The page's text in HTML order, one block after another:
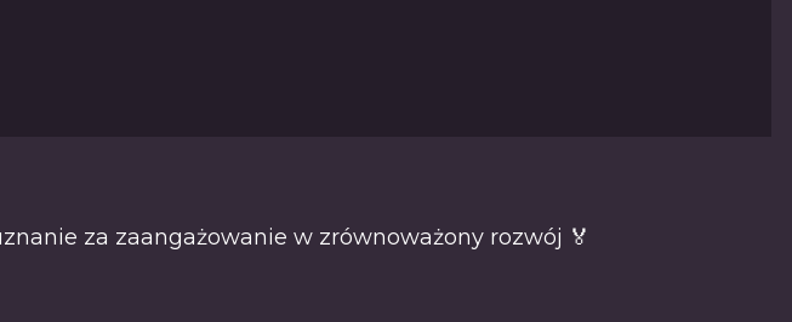
za zaangażowanie w zrównoważony rozwój 🏅